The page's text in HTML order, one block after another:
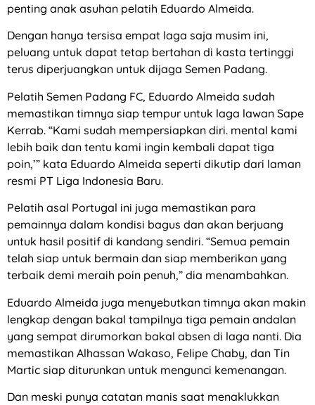
penting anak asuhan pelatih Eduardo Almeida.
Dengan hanya tersisa empat laga saja musim ini,
peluang untuk dapat tetap bertahan di kasta tertinggi
terus diperjuangkan untuk dijaga Semen Padang.
Pelatih Semen Padang FC, Eduardo Almeida sudah
memastikan timnya siap tempur untuk laga lawan Sape
Kerrab. “Kami sudah mempersiapkan diri. mental kami
lebih baik dan tentu kami ingin kembali dapat tiga
poin,’” kata Eduardo Almeida seperti dikutip dari laman
resmi PT Liga Indonesia Baru.
Pelatih asal Portugal ini juga memastikan para
pemainnya dalam kondisi bagus dan akan berjuang
untuk hasil positif di kandang sendiri. “Semua pemain
telah siap untuk bermain dan siap memberikan yang
terbaik demi meraih poin penuh,” dia menambahkan.
Eduardo Almeida juga menyebutkan timnya akan makin
lengkap dengan bakal tampilnya tiga pemain andalan
yang sempat dirumorkan bakal absen di laga nanti. Dia
memastikan Alhassan Wakaso, Felipe Chaby, dan Tin
Martic siap diturunkan untuk mengunci kemenangan.
Dan meski punya catatan manis saat menaklukkan